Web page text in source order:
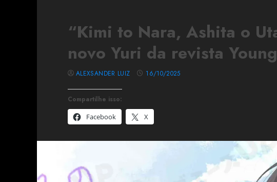
“Kimi to Nara, Ashita o
novo Yuri da revista
Compartilhe isso:
Facebook
X
ALEXSANDER LUIZ 16/10/2025